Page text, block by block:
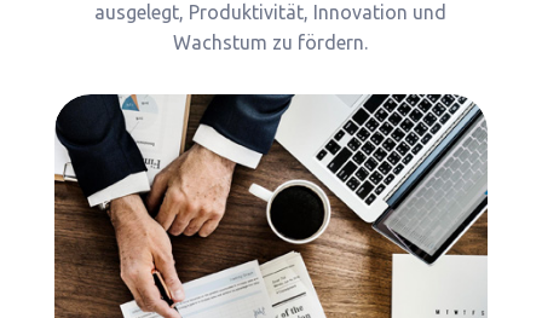
ausgelegt, Produktivität, Innovation und
Wachstum zu fördern.